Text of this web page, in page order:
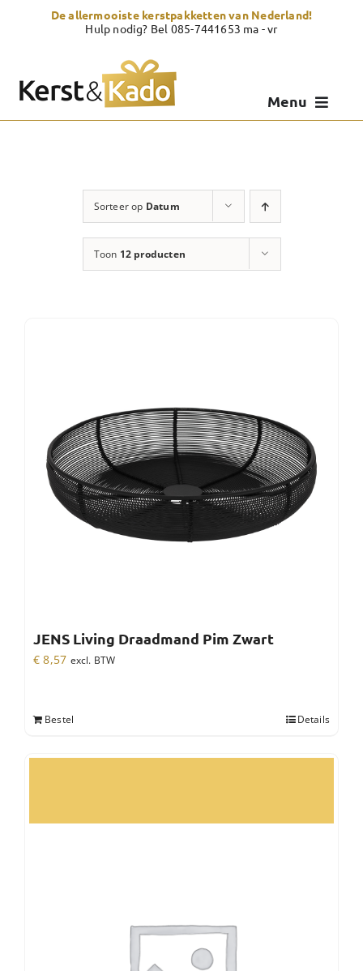
De allermooiste kerstpakketten van Nederland!
Hulp nodig? Bel 085-7441653 ma - vr
Menu
Zelf samenstellen
Sorteer op Datum
Toon 12 producten
JENS Living Draadmand Pim Zwart
€ 8,57 excl. BTW
Bestel Details